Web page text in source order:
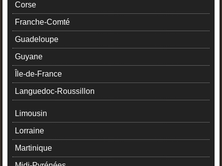
Corse
Franche-Comté
Guadeloupe
Guyane
Île-de-France
Languedoc-Roussillon
Limousin
Lorraine
Martinique